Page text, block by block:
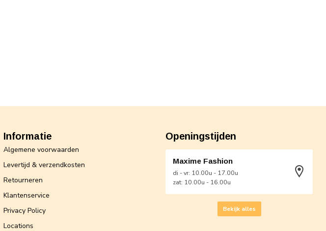
Informatie
Algemene voorwaarden
Levertijd & verzendkosten
Retourneren
Klantenservice
Privacy Policy
Locations
Openingstijden
Maxime Fashion
di - vr: 10.00u - 17.00u
zat: 10.00u - 16.00u
Bekijk alles